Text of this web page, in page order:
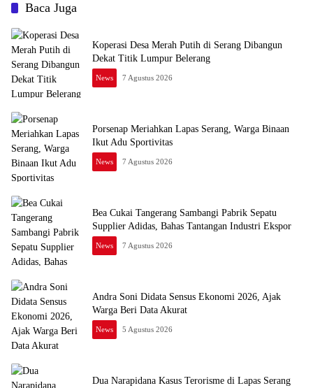
Baca Juga
Koperasi Desa Merah Putih di Serang Dibangun
Dekat Titik Lumpur Belerang
News 7 Agustus 2026
Porsenap Meriahkan Lapas Serang, Warga Binaan
Ikut Adu Sportivitas
News 7 Agustus 2026
Bea Cukai Tangerang Sambangi Pabrik Sepatu
Supplier Adidas, Bahas Tantangan Industri Ekspor
News 7 Agustus 2026
Andra Soni Didata Sensus Ekonomi 2026, Ajak
Warga Beri Data Akurat
News 5 Agustus 2026
Dua Narapidana Kasus Terorisme di Lapas Serang